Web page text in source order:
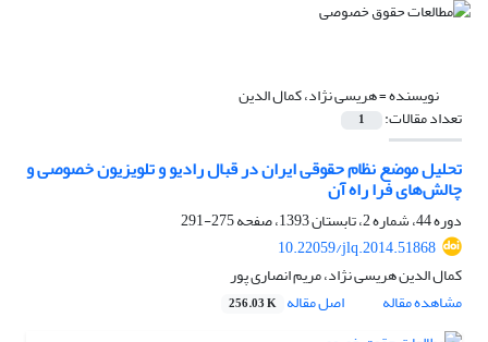
نویسنده =هریسی نژاد، کمال الدین
تعداد مقالات: 1
تحلیل موضع نظام حقوقی ایران در قبال رادیو و تلویزیون خصوصی و
چالش‌های فرا راه آن
دوره 44، شماره 2، تابستان 1393، صفحه
275-291
10.22059/jlq.2014.51868
کمال الدین هریسی نژاد، مریم انصاری پور
مشاهده مقاله
اصل مقاله 256.03 K